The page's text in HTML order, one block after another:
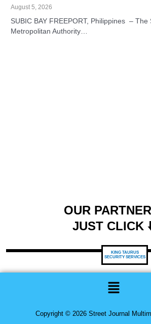
August 5, 2026
SUBIC BAY FREEPORT, Philippines – The
Metropolitan Authority…
OUR
JUST CLICK
KING TAURUS
SECURITY SERVICES
Menu
Copyright © 2026 Street Journal